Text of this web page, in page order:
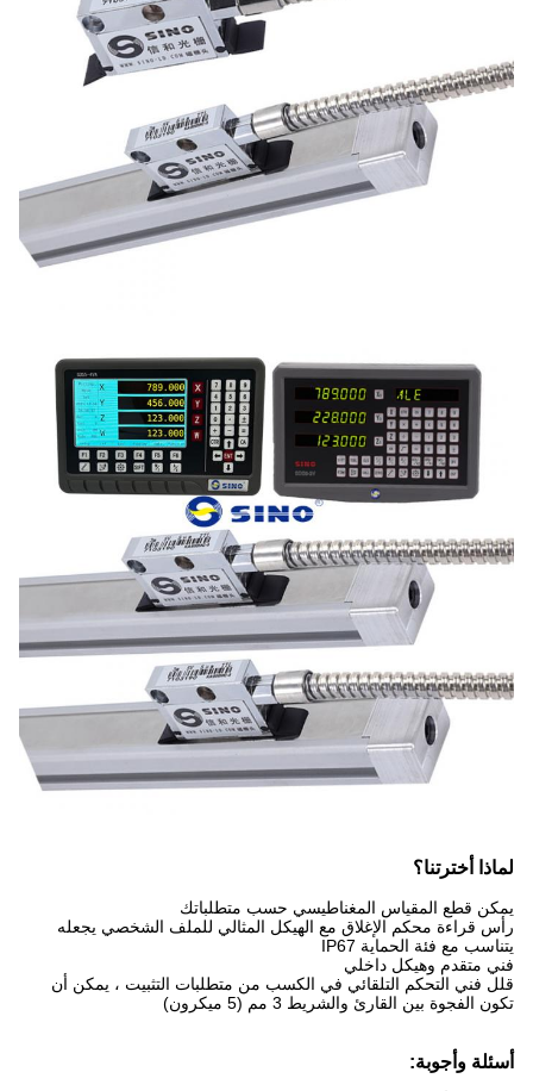
لماذا أخترتنا؟
يمكن قطع المقياس المغناطيسي حسب متطلباتك
رأس قراءة محكم الإغلاق مع الهيكل المثالي للملف الشخصي يجعله
يتناسب مع فئة الحماية IP67
فني متقدم وهيكل داخلي
قلل فني التحكم التلقائي في الكسب من متطلبات التثبيت ، يمكن أن
تكون الفجوة بين القارئ والشريط 3 مم (5 ميكرون)
أسئلة وأجوبة: